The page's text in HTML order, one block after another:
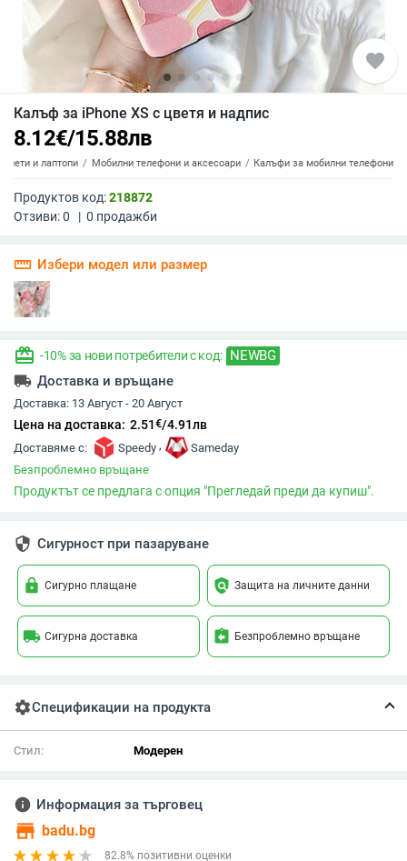
favorite
Калъф за iPhone XS с цветя и надпис
8.12€/15.88лв
и лаптопи Мобилни телефони и аксесоари Калъфи за мобилни телефони
Продуктов код:218872
Отзиви:0 | 0 продажби
straighten Избери модел или размер
redeem -10% за нови потребители с код: NEWBG
local_shipping Доставка и връщане
Доставка: 13 Август - 20 Август
Цена на доставка: 2.51€/4.91лв
Доставяме с: Speedy ,
Sameday
Безпроблемно връщане
Продуктът се предлага с опция "Прегледай преди да купиш".
security Сигурност при пазаруване
lock Сигурно плащане policy Защита на личните данни
local_shipping Сигурна доставка assignment_return Безпроблемно връщане
settingsСпецификации на продукта
Стил: Модерен
info Информация за търговец
store badu.bg
82.8% позитивни оценки